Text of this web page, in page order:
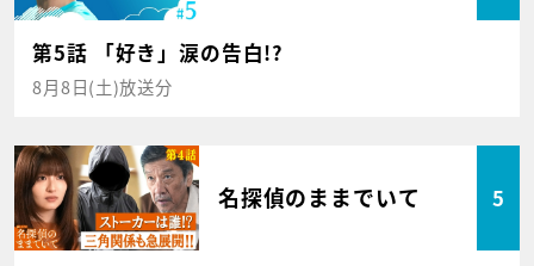
第5話 「好き」涙の告白!?
8月8日(土)放送分
名探偵のままでいて 5